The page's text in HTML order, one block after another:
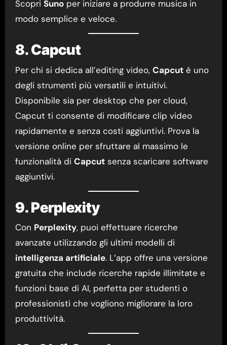
Scopri Sunoper iniziare a produrre musica in
modo semplice e veloce.
8. Capcut
Per chi si dedica all’editing video, Capcutè uno
degli strumenti più versatili e intuitivi.
Disponibile sia per desktop che per cloud,
Capcut ti consente di modificare clip video
rapidamente e senza costi aggiuntivi. Prova la
versione online per sfruttare al massimo le
funzionalità di Capcutsenza scaricare software
aggiuntivi.
9. Perplexity
Con Perplexity, puoi effettuare ricerche
avanzate utilizzando gli ultimi modelli di
intelligenza artificiale. L’app offre una versione
gratuita che include ricerche rapide illimitate e
funzioni base di AI, perfetta per studenti o
professionisti che vogliono migliorare la loro
produttività.